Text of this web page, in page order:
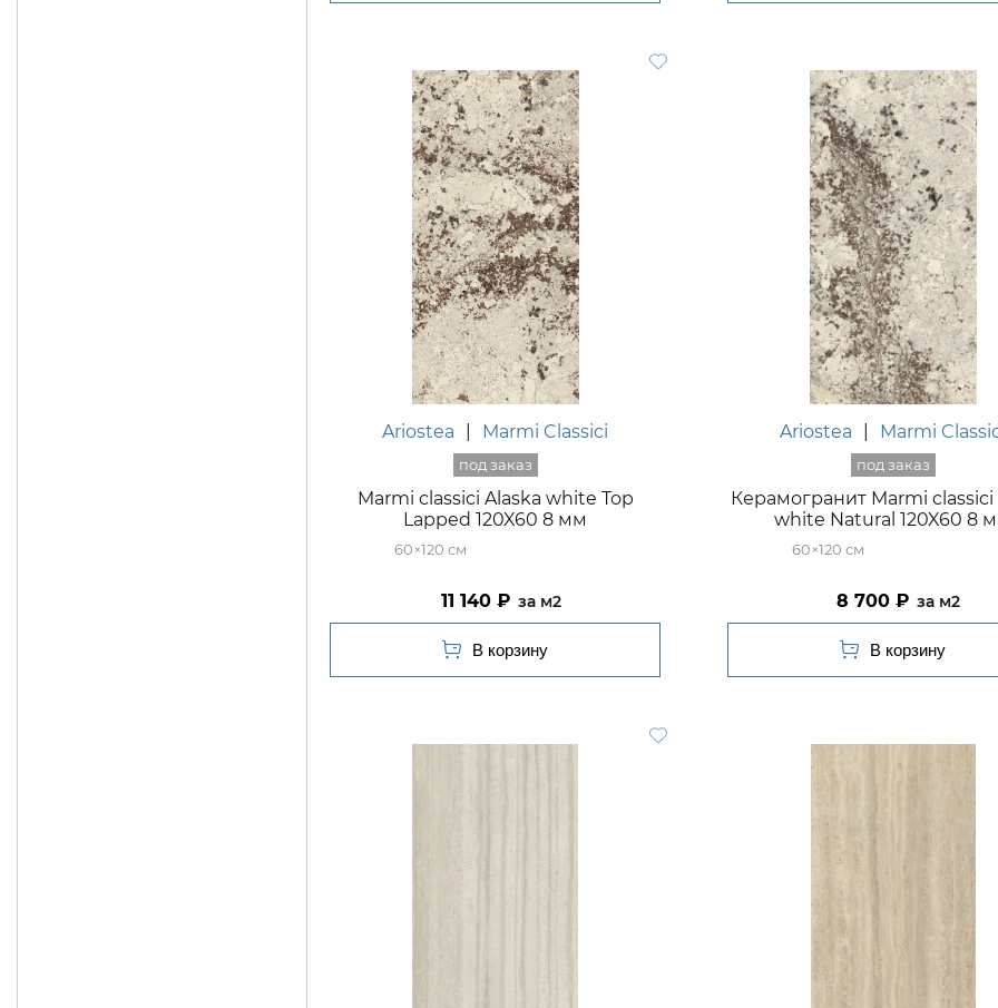
Ariostea Marmi Classici
Marmi classici Alaska white Top
Lapped 120X60 8 мм
60×120
11 140 м2
Ariostea Marmi
Керамогранит Marmi classici
white Natural 120X60 8
60×120
8 700 м2